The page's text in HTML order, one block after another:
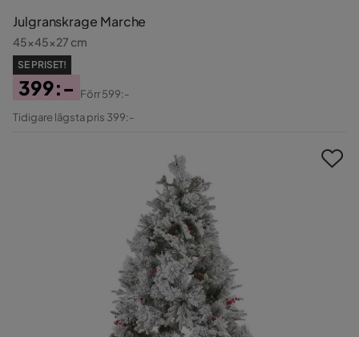
Julgranskrage Marche
45x45x27 cm
SE PRISET!
Pris
399:-
Original
Förr599:-
Tidigare lägsta pris 399:-